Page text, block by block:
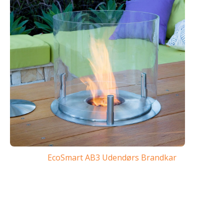
EcoSmart AB3 Udendørs Brandkar